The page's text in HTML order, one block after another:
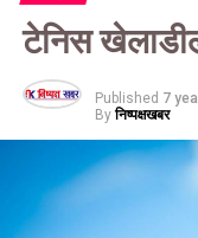
टेनिस
Published 7
By निष्पक्षखबर